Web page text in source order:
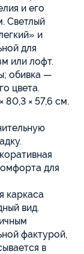
и его
Светлый
и
для
или лофт.
обивка —
цвета.
80,3 × 57,6 см.
для
каркаса
вид.
фактурой,
в